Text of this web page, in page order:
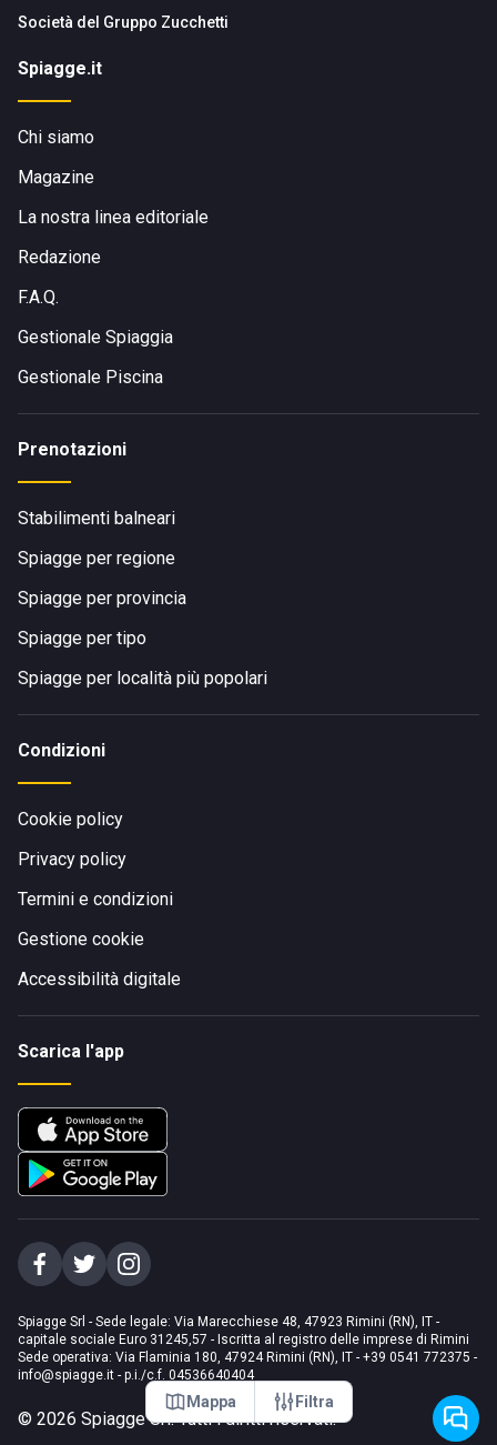
Mappa Filtra
Società del Gruppo Zucchetti
Spiagge.it
Chi siamo
Magazine
La nostra linea editoriale
Redazione
F.A.Q.
Gestionale Spiaggia
Gestionale Piscina
Prenotazioni
Stabilimenti balneari
Spiagge per regione
Spiagge per provincia
Spiagge per tipo
Spiagge per località più popolari
Condizioni
Cookie policy
Privacy policy
Termini e condizioni
Gestione cookie
Accessibilità digitale
Scarica l'app
Spiagge Srl - Sede legale: Via Marecchiese 48, 47923 Rimini (RN), IT -
capitale sociale Euro 31245,57 - Iscritta al registro delle imprese di Rimini
Sede operativa: Via Flaminia 180, 47924 Rimini (RN), IT - +39 0541 772375 -
info@spiagge.it - p.i./c.f. 04536640404
© 2026 Spiagge Srl. Tutti i diritti riservati.